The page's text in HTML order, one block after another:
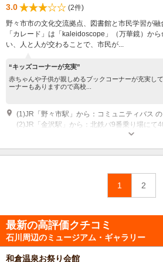
3.0
(2件)
野々市市の文化交流拠点、図書館と市民学習が
「カレード」は「kaleidoscope」（万華鏡）か
い、人と人が交わることで、市民が...
“キッズコーナーが充実”
赤ちゃんや子供が親しめるブックコーナーが充実し
ーナーもありますので高校...
開館時間：9：00～22：00 休館日：毎週水
1 2
最新の高評価クチコミ
石川周辺のミュージアム・ギャラリー
和倉温泉お祭り会館